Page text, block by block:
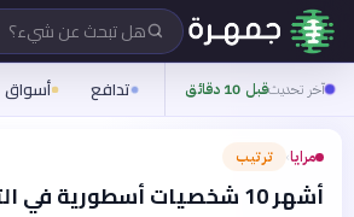
هل تبحث عن شيء؟
آخر تحديثقبل 10 دقائق تدافع أسواق
مرايا› ترتيب
أشهر 10 شخصيات أسطورية في التراث العربي